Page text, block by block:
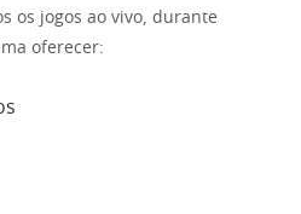
os jogos ao vivo, durante
oferecer: